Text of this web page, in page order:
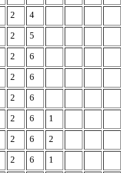
2
4
2
5
2
6
2 6
2 6
2 6 1
2 6 2
2 6 1